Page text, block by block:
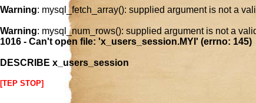
Warning: mysql_fetch_array(): supplied argument is not a
Warning: mysql_num_rows(): supplied argument is not a
1016 - Can't open file: 'x_users_session.MYI' (errno: 145)
DESCRIBE x_users_session
[TEP STOP]